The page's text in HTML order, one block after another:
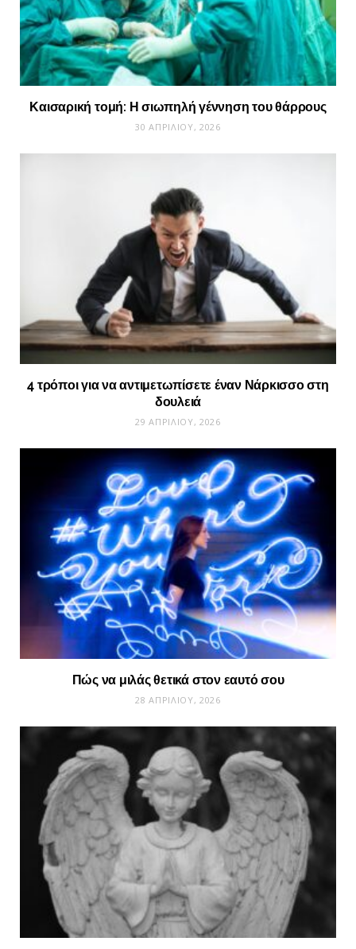
Καισαρική τομή: Η σιωπηλή γέννηση του θάρρους
30 ΑΠΡΙΛΊΟΥ, 2026
4 τρόποι για να αντιμετωπίσετε έναν Νάρκισσο στη
δουλειά
29 ΑΠΡΙΛΊΟΥ, 2026
Πώς να μιλάς θετικά στον εαυτό σου
28 ΑΠΡΙΛΊΟΥ, 2026